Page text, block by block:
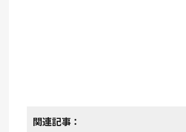
関連記事：